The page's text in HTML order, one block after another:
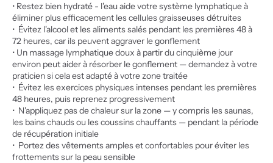
• Restez bien hydraté - l'eau aide votre système lymphatique à
éliminer plus efficacement les cellules graisseuses détruites
•  Évitez l'alcool et les aliments salés pendant les premières 48 à
72 heures, car ils peuvent aggraver le gonflement
• Un massage lymphatique doux à partir du cinquième jour
environ peut aider à résorber le gonflement — demandez à votre
praticien si cela est adapté à votre zone traitée
•  Évitez les exercices physiques intenses pendant les premières
48 heures, puis reprenez progressivement
•  N'appliquez pas de chaleur sur la zone — y compris les saunas,
les bains chauds ou les coussins chauffants — pendant la période
de récupération initiale
•  Portez des vêtements amples et confortables pour éviter les
frottements sur la peau sensible